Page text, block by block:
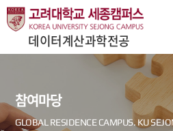
데이터계산과학전공
참여마당